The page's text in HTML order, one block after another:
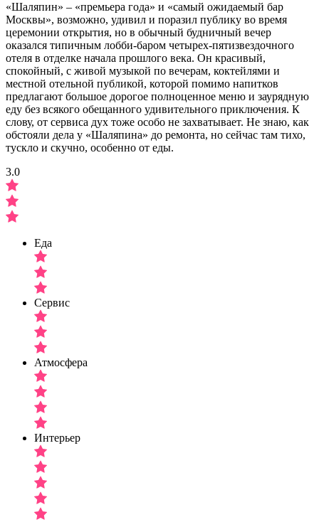
«Шаляпин» – «премьера года» и «самый ожидаемый бар
Москвы», возможно, удивил и поразил публику во время
церемонии открытия, но в обычный будничный вечер
оказался типичным лобби-баром четырех-пятизвездочного
отеля в отделке начала прошлого века. Он красивый,
спокойный, с живой музыкой по вечерам, коктейлями и
местной отельной публикой, которой помимо напитков
предлагают большое дорогое полноценное меню и заурядную
еду без всякого обещанного удивительного приключения. К
слову, от сервиса дух тоже особо не захватывает. Не знаю, как
обстояли дела у «Шаляпина» до ремонта, но сейчас там тихо,
тускло и скучно, особенно от еды.
3.0
Еда
Сервис
Атмосфера
Интерьер